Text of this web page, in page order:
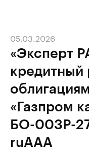
«Эксперт
кредитный
«Газпром
БО-003Р-
ruAAA
05.03.2026